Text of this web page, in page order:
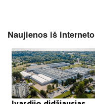
Naujienos iš interneto